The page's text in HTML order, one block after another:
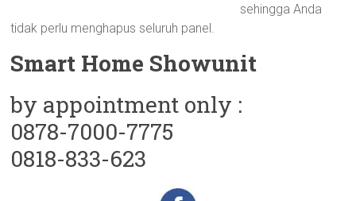
sehingga Anda
tidak perlu menghapus seluruh panel.
Smart Home Showunit
by appointment only :
0878-7000-7775
0818-833-623